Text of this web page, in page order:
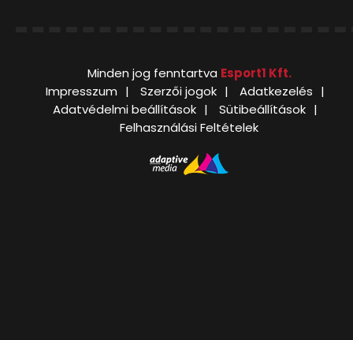
Minden jog fenntartva Esport1 Kft.
Impresszum
Szerzői jogok
Adatkezelés
Adatvédelmi beállítások
Sütibeállítások
Felhasználási Feltételek